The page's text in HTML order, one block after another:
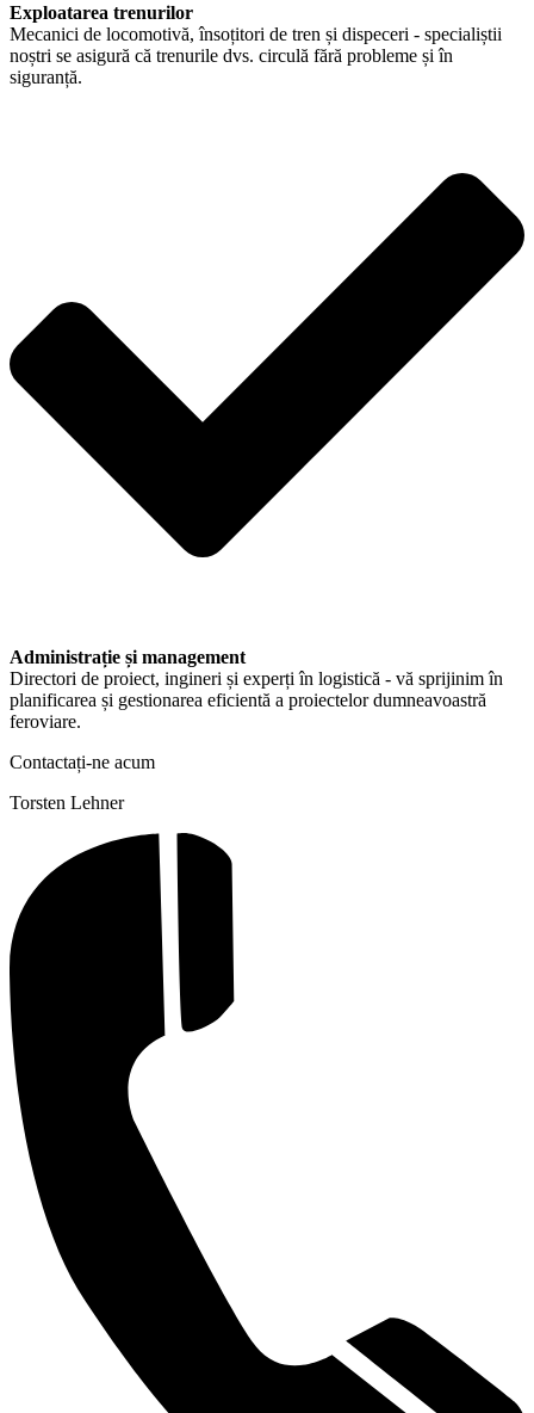
Exploatarea trenurilor
Mecanici de locomotivă, însoțitori de tren și dispeceri - specialiștii
noștri se asigură că trenurile dvs. circulă fără probleme și în
siguranță.
Administrație și management
Directori de proiect, ingineri și experți în logistică - vă sprijinim în
planificarea și gestionarea eficientă a proiectelor dumneavoastră
feroviare.
Contactați-ne acum
Torsten Lehner